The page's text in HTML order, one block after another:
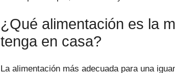
¿Qué alimentación es la
tenga en casa?
La alimentación más adecuada para una